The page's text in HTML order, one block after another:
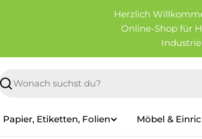
Herzlich
Online-Shop für
Suchen
Papier, Etiketten, Folien Möbel &